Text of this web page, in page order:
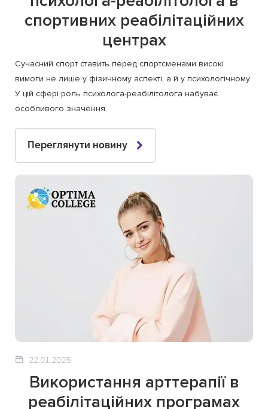
спортивних реабілітаційних
центрах
Сучасний спорт ставить перед спортсменами високі
вимоги не лише у фізичному аспекті, а й у психологічному.
У цій сфері роль психолога-реабілітолога набуває
особливого значення.
Переглянути новину
22.01.2025
Використання арттерапії в
реабілітаційних програмах